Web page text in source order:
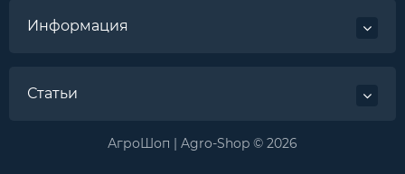
Информация
Статьи
АгроШоп | Agro-Shop © 2026